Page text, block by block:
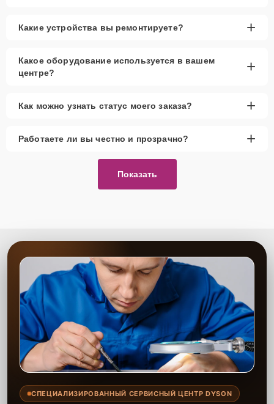
Какие устройства вы ремонтируете? +
Какое оборудование используется в вашем
центре?
+
Как можно узнать статус моего заказа? +
Работаете ли вы честно и прозрачно? +
Показать
СПЕЦИАЛИЗИРОВАННЫЙ СЕРВИСНЫЙ ЦЕНТР DYSON